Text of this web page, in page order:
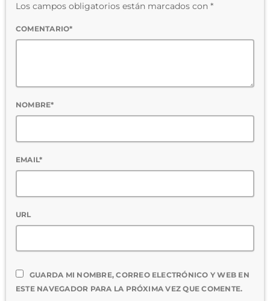
Los campos obligatorios están marcados con *
COMENTARIO*
NOMBRE*
EMAIL*
URL
GUARDA MI NOMBRE, CORREO ELECTRÓNICO Y WEB EN
ESTE NAVEGADOR PARA LA PRÓXIMA VEZ QUE COMENTE.